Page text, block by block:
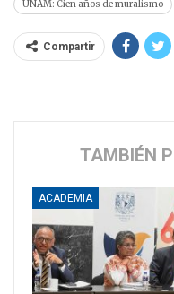
UNAM: Cien años de muralismo
Compartir
TAMBIÉN
ACADEMIA